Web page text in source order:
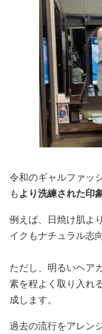
令和のギャルファッ
もより洗練された印
例えば、日焼け肌よ
イクもナチュラル志
ただし、明るいヘア
素を程よく取り入れ
成します。
過去の流行をアレンジ